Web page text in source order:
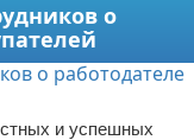
о
и успешных